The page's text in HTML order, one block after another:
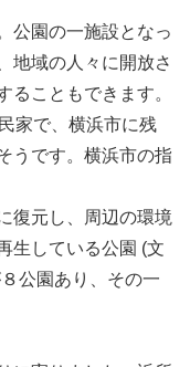
公園の一施設となっ
地域の人々に開放さ
ることもできます。
家で、横浜市に残
うです。横浜市の指
復元し、周辺の環境
生している公園 (文
公園あり、その一